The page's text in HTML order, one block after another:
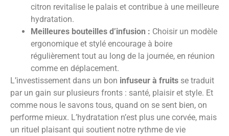
citron revitalise le palais et contribue à une meilleure
hydratation.
Meilleures bouteilles d’infusion : Choisir un modèle
ergonomique et stylé encourage à boire
régulièrement tout au long de la journée, en réunion
comme en déplacement.
L’investissement dans un bon infuseur à fruits se traduit
par un gain sur plusieurs fronts : santé, plaisir et style. Et
comme nous le savons tous, quand on se sent bien, on
performe mieux. L’hydratation n’est plus une corvée, mais
un rituel plaisant qui soutient notre rythme de vie